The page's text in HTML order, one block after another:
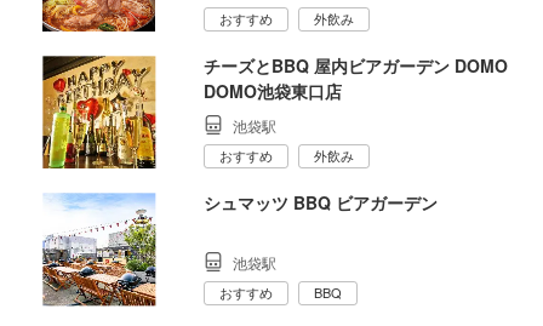
おすすめ 外飲み
チーズとBBQ 屋内ビアガーデン DOMO
DOMO池袋東口店
池袋駅
おすすめ 外飲み
シュマッツ BBQ ビアガーデン
池袋駅
おすすめ BBQ